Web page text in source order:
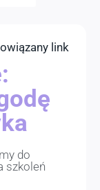
link
do
szkoleń